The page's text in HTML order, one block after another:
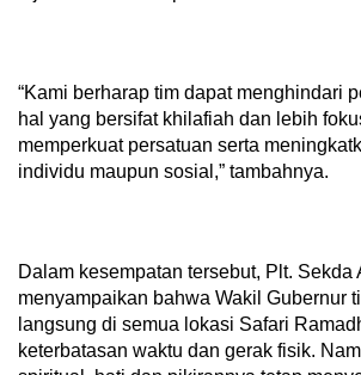
“Kami berharap tim dapat menghindari
hal yang bersifat khilafiah dan lebih
memperkuat persatuan serta
individu maupun sosial,” tambahnya.
Dalam kesempatan tersebut, Plt. Sekda
menyampaikan bahwa Wakil Gubernur
langsung di semua lokasi Safari
keterbatasan waktu dan gerak fisik.